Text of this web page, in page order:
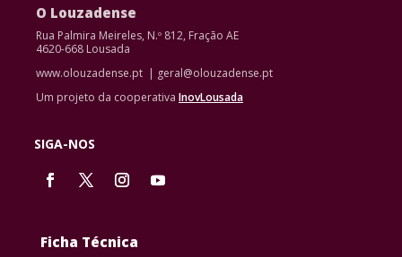
O Louzadense
Rua Palmira Meireles, N.º 812, Fração AE
4620-668 Lousada
www.olouzadense.pt | geral@olouzadense.pt
Um projeto da cooperativa InovLousada
SIGA-NOS
Ficha Técnica